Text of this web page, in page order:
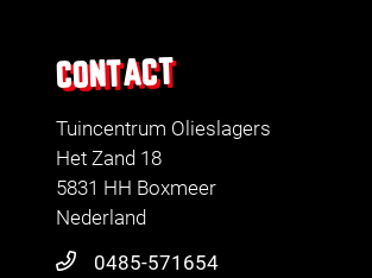
CONTACT
Tuincentrum Olieslagers
Het Zand 18
5831 HH Boxmeer
Nederland
0485-571654